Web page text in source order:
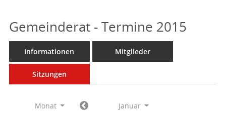
Gemeinderat - Termine 2015
Informationen Mitglieder
Sitzungen
Monat
Januar